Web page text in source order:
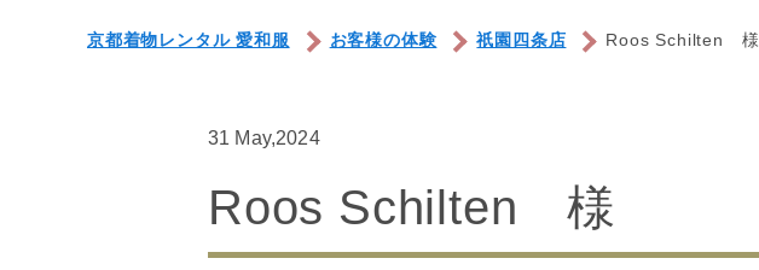
京都着物レンタル 愛和服 お客様の体験 祇園四条店 Roos Schilten 様
31 May,2024
Roos Schilten 様